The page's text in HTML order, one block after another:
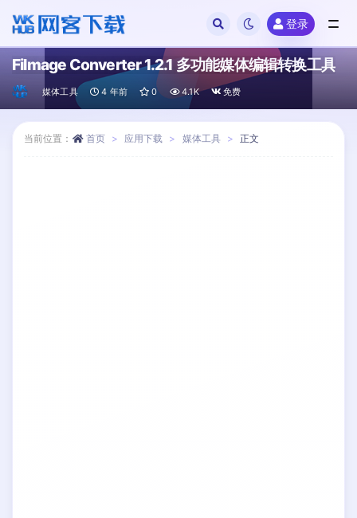
登录
Filmage Converter 1.2.1 多功能媒体编辑转换工具
媒体工具 4 年前 0 4.1K 免费
当前位置： 首页 应用下载 媒体工具 正文
全部